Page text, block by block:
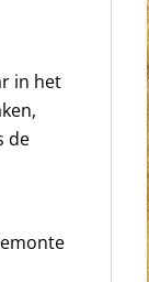
in het
de